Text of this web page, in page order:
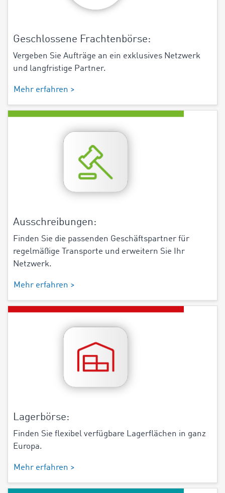
Geschlossene Frachtenbörse:
Vergeben Sie Aufträge an ein exklusives Netzwerk
und langfristige Partner.
Mehr erfahren >
Ausschreibungen:
Finden Sie die passenden Geschäftspartner für
regelmäßige Transporte und erweitern Sie Ihr
Netzwerk.
Mehr erfahren >
Lagerbörse:
Finden Sie flexibel verfügbare Lagerflächen in ganz
Europa.
Mehr erfahren >